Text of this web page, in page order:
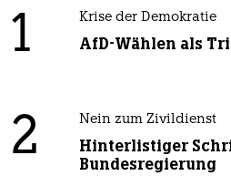
1 Krise der Demokratie
AfD-Wählen als
2 Nein zum Zivildienst
Hinterlistiger
Bundesregierung